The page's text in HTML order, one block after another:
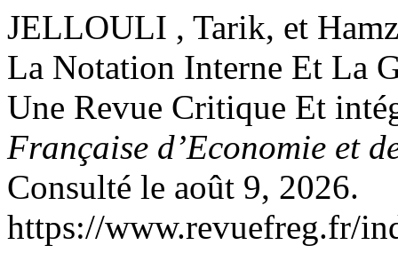
JELLOULI , Tarik, et
La Notation Interne Et La
Une Revue Critique Et
Française d’Economie et
Consulté le août 9, 2026.
https://www.revuefreg.fr/